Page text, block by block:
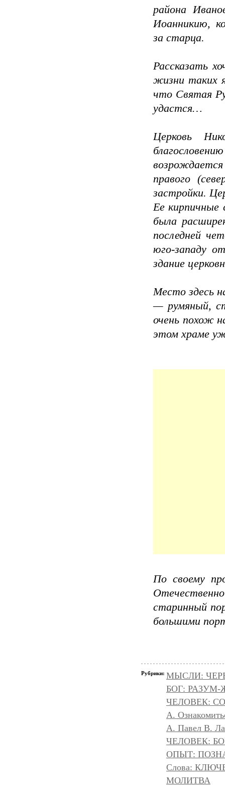
района
Иоанникию,
за старца.
Рассказать
жизни таких
что Святая
удастся…
Церковь
правого
застройки.
Ее кирпичные
была
последней
юго-западу
здание
Место здесь
— румяный,
очень похож
этом храме
По своему
старинный
большими
Рубрики: МЫСЛИ:
БОГ:
ЧЕЛОВЕК:
А.
А. Павел В.
ЧЕЛОВЕК:
ОПЫТ:
Слова:
МОЛИТВА